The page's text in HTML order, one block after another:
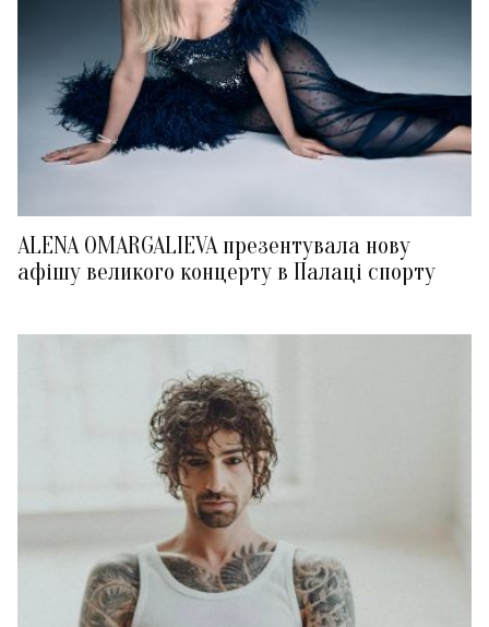
ALENA OMARGALIEVA презентувала нову
афішу великого концерту в Палаці спорту